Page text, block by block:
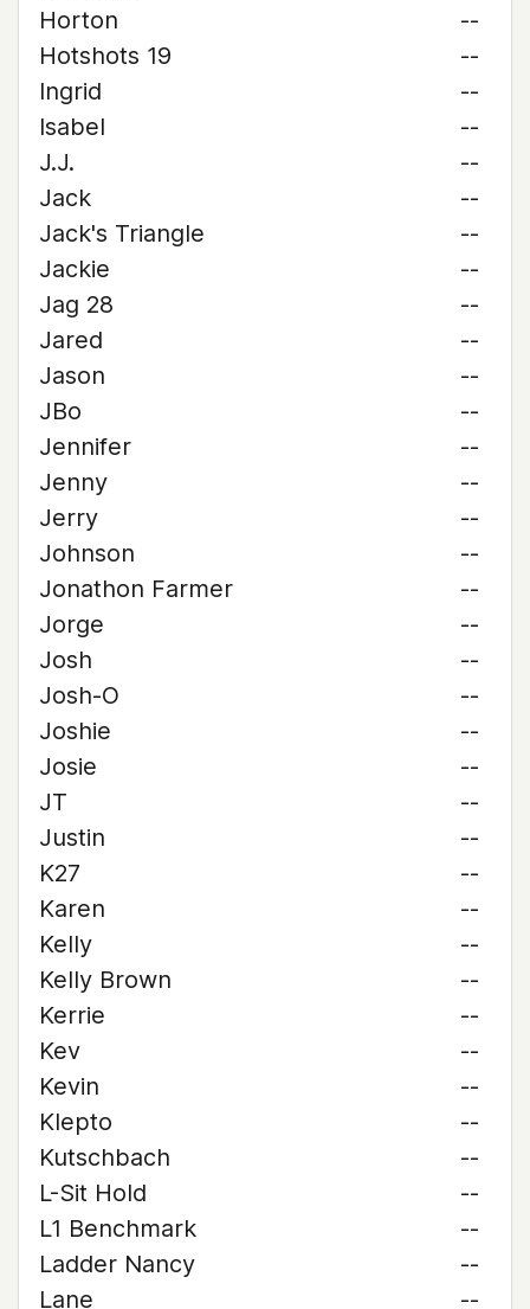
Horton
--
Hotshots 19
--
Ingrid
--
Isabel
--
J.J.
--
Jack
--
Jack's Triangle
--
Jackie
--
Jag 28
--
Jared
--
Jason
--
JBo
--
Jennifer
--
Jenny
--
Jerry
--
Johnson
--
Jonathon Farmer
--
Jorge
--
Josh
--
Josh-O
--
Joshie
--
Josie
--
JT
--
Justin
--
K27
--
Karen
--
Kelly
--
Kelly Brown
--
Kerrie
--
Kev
--
Kevin
--
Klepto
--
Kutschbach
--
L-Sit Hold
--
L1 Benchmark
--
Ladder Nancy
--
Lane
--